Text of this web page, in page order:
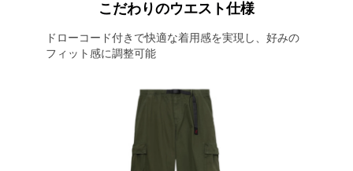
こだわりのウエスト仕様
ドローコード付きで快適な着用感を実現し、好みの
フィット感に調整可能